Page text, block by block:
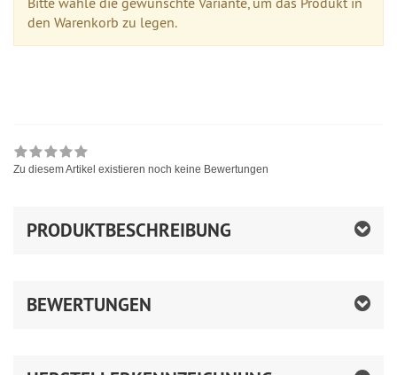
den Warenkorb zu legen.
Zu diesem Artikel existieren noch keine Bewertungen
PRODUKTBESCHREIBUNG
BEWERTUNGEN